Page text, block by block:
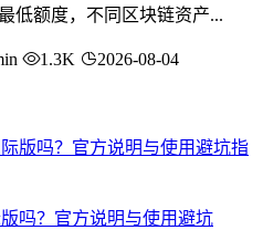
低额度，不同区块链资产...
1.3K 2026-08-04
吗？官方说明与使用避坑